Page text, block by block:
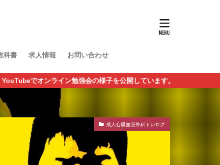
科書 求人情報 お問い合わせ
を公開しています。
成人心臓血管外科トレログ